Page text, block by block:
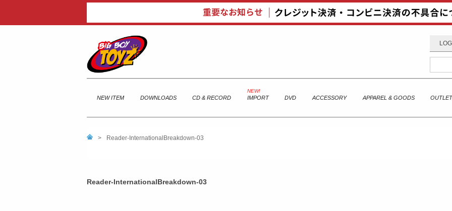
NEW ITEM DOWNLOADS CD & RECORD IMPORT DVD ACCESSORY APPAREL & GOODS
> Reader-InternationalBreakdown-03
Reader-InternationalBreakdown-03